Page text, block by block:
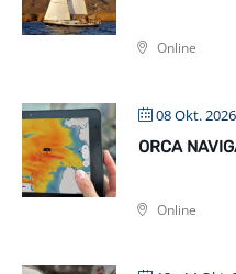
Online
08 Okt. 2026
ORCA
Online